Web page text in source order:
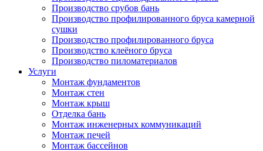
Производство срубов бань
Производство профилированного бруса камерной
сушки
Производство профилированного бруса
Производство клеёного бруса
Производство пиломатериалов
Услуги
Монтаж фундаментов
Монтаж стен
Монтаж крыш
Отделка бань
Монтаж инженерных коммуникаций
Монтаж печей
Монтаж бассейнов